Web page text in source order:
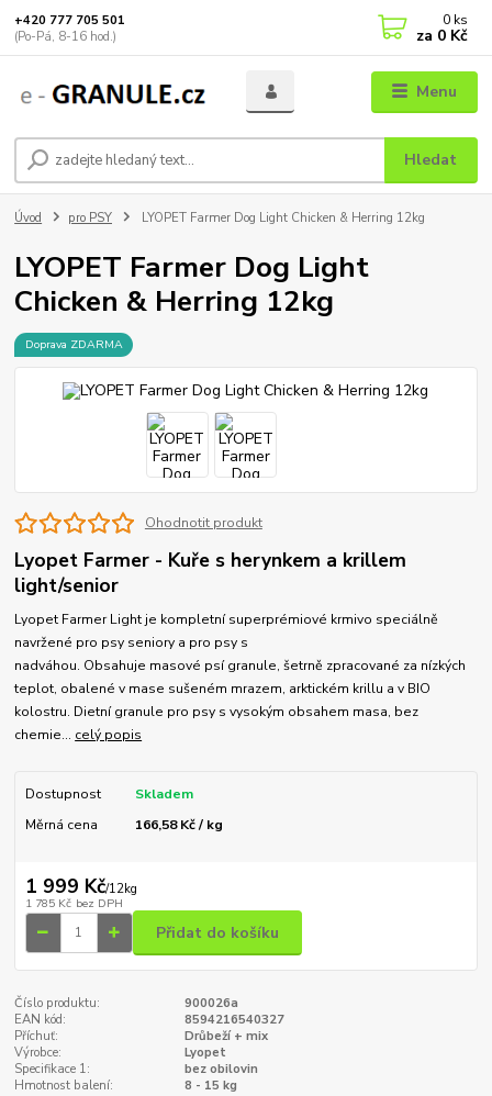
Menu
Hledat
+420 777 705 501
(Po-Pá, 8-16 hod.)
0 ks
za 0 Kč
Úvod pro PSY LYOPET Farmer Dog Light Chicken & Herring 12kg
LYOPET Farmer Dog Light
Chicken & Herring 12kg
Doprava ZDARMA
Ohodnotit produkt
Lyopet Farmer - Kuře s herynkem a krillem
light/senior
Lyopet Farmer Light je kompletní superprémiové krmivo speciálně
navržené pro psy seniory a pro psy s
nadváhou. Obsahuje masové psí granule, šetrně zpracované za nízkých
teplot, obalené v mase sušeném mrazem, arktickém krillu a v BIO
kolostru. Dietní granule pro psy s vysokým obsahem masa, bez
chemie... celý popis
Dostupnost
Skladem
Měrná cena
166,58 Kč / kg
1 999 Kč/12kg
1 785 Kč bez DPH
Přidat do košíku
Číslo produktu:
900026a
EAN kód:
8594216540327
Příchuť:
Drůbeží + mix
Výrobce:
Lyopet
Specifikace 1:
bez obilovin
Hmotnost balení:
8 - 15 kg